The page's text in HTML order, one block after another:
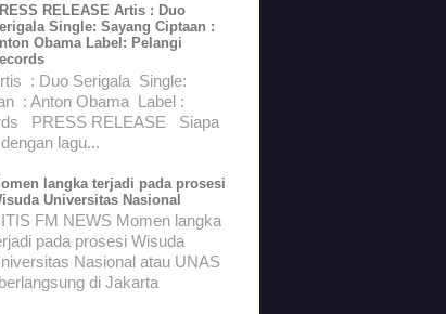
RELEASE Artis : Duo
Single: Sayang Ciptaan :
Obama Label: Pelangi
: Duo Serigala Single:
: Anton Obama Label :
PRESS RELEASE Siapa
lagu...
langka terjadi pada prosesi
Universitas Nasional
FM NEWS Momen langka
pada prosesi Wisuda
Nasional atau UNAS
di Jakarta